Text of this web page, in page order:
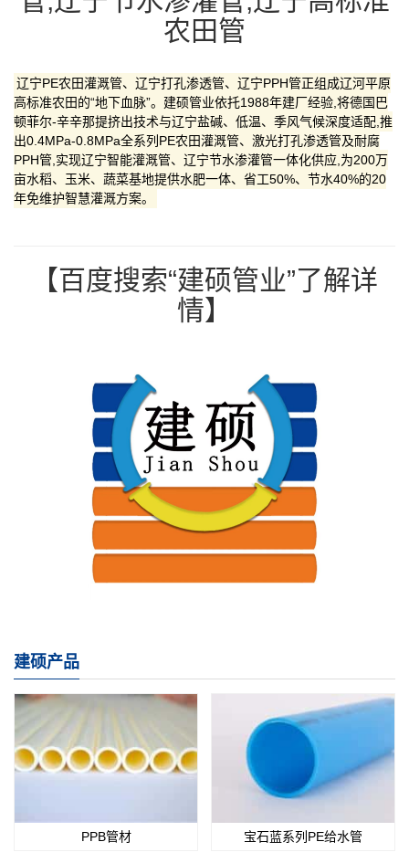
农田管
辽宁PE农田灌溉管、辽宁打孔渗透管、辽宁PPH管正组成辽河平原
高标准农田的“地下血脉”。建硕管业依托1988年建厂经验,将德国巴
顿菲尔-辛辛那提挤出技术与辽宁盐碱、低温、季风气候深度适配,推
出0.4MPa-0.8MPa全系列PE农田灌溉管、激光打孔渗透管及耐腐
PPH管,实现辽宁智能灌溉管、辽宁节水渗灌管一体化供应,为200万
亩水稻、玉米、蔬菜基地提供水肥一体、省工50%、节水40%的20
年免维护智慧灌溉方案。
【百度搜索“建硕管业”了解详
情】
建硕产品
PPB管材 宝石蓝系列PE给水管